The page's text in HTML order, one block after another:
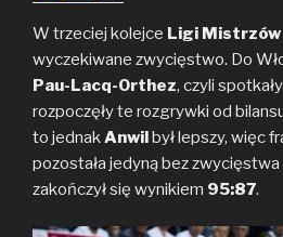
a
c
o
o
k
w
i
t
e
r
o
p
i
n
k
W trzeciej kolejce Ligi Mistrzów
wyczekiwane zwycięstwo. Do
Pau-Lacq-Orthez, czyli
rozpoczęły te rozgrywki od
to jednakAnwilbył lepszy, więc
pozostała jedyną bez
zakończył się wynikiem 95:87.